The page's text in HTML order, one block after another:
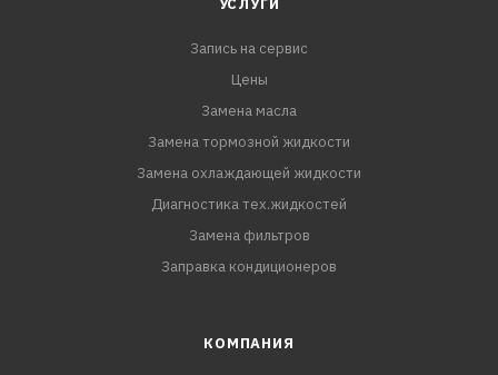
УСЛУГИ
Запись на сервис
Цены
Замена масла
Замена тормозной жидкости
Замена охлаждающей жидкости
Диагностика тех.жидкостей
Замена фильтров
Заправка кондиционеров
КОМПАНИЯ